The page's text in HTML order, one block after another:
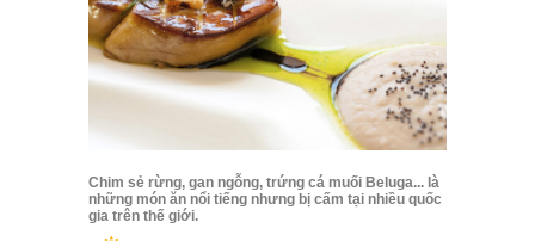
Chim sẻ rừng, gan ngỗng, trứng cá muối Beluga... là
những món ăn nổi tiếng nhưng bị cấm tại nhiều quốc
gia trên thế giới.